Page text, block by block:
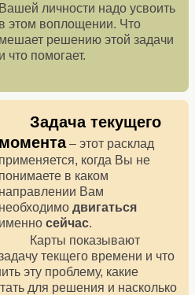
Вашей личности надо усвоить
в этом воплощении. Что
мешает решению этой задачи
и что помогает.
Задача текущего
момента– этот расклад
применяется, когда Вы не
понимаете в каком
направлении Вам
необходимо двигаться
именно сейчаc.
Карты показывают
текщего времени и что
эту проблему, какие
для решения и насколько